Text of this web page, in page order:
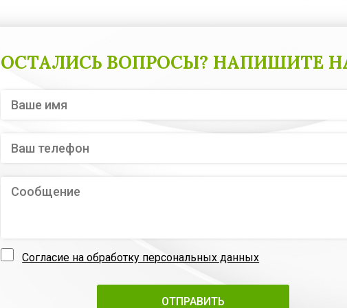
ОСТАЛИСЬ ВОПРОСЫ? НАПИШИТЕ
Согласие на обработку персональных данных